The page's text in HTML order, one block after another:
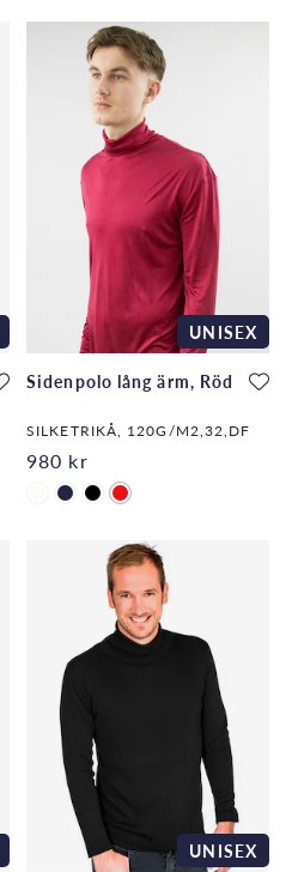
UNISEX
Sidenpolo lång ärm, Röd
SILKETRIKÅ, 120G/M2,32,DF
980 kr
UNISEX